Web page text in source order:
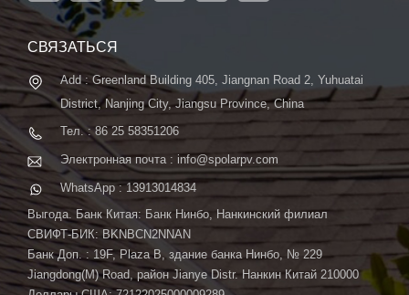
6000 м2, может похвастаться передовой
автоматической системой ...
СВЯЗАТЬСЯ
Add : Greenland Building 405, Jiangnan Road 2, Yuhuatai
District, Nanjing City, Jiangsu Province, China
Тел. : 86 25 58351206
Электронная почта : info@spolarpv.com
WhatsApp : 13913014834
Выгода. Банк Китая: Банк Нинбо, Нанкинский филиал
СВИФТ-БИК: BKNBCN2NNAN
Банк Доп. : 19F, Plaza B, здание банка Нинбо, № 229
Jiangdong(M) Road, район Jianye Distr. Нанкин Китай 210000